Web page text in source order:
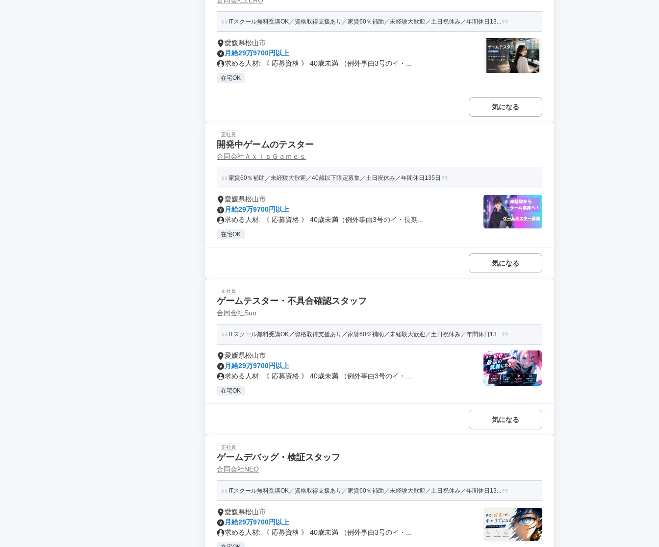
ITスクール無料受講OK／資格取得支援あり／家賃60％補助／未経験大歓迎／土日祝休み／年間休日13...
愛媛県松山市
月給29万9700円以上
求める人材: 《 応募資格 》 40歳未満 （例外事由3号のイ・...
在宅OK
気になる
正社員
開発中ゲームのテスター
合同会社ＡｘｉｓＧａｍｅｓ
家賃60％補助／未経験大歓迎／40歳以下限定募集／土日祝休み／年間休日135日
愛媛県松山市
月給29万9700円以上
求める人材: 《 応募資格 》 40歳未満（例外事由3号のイ・長期...
在宅OK
気になる
正社員
ゲームテスター・不具合確認スタッフ
合同会社Sun
ITスクール無料受講OK／資格取得支援あり／家賃60％補助／未経験大歓迎／土日祝休み／年間休日13...
愛媛県松山市
月給29万9700円以上
求める人材: 《 応募資格 》 40歳未満 （例外事由3号のイ・...
在宅OK
気になる
正社員
ゲームデバッグ・検証スタッフ
合同会社NEO
ITスクール無料受講OK／資格取得支援あり／家賃60％補助／未経験大歓迎／土日祝休み／年間休日13...
愛媛県松山市
月給29万9700円以上
求める人材: 《 応募資格 》 40歳未満 （例外事由3号のイ・...